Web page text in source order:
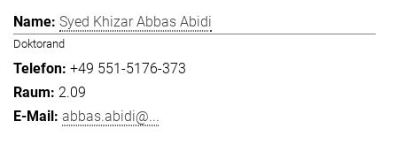
Syed Khizar Abbas Abidi
Doktorand
+49 551-5176-373
2.09
abbas.abidi@...